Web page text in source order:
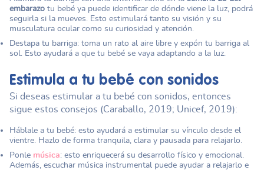
embarazo tu bebé ya puede identificar de dónde viene la luz, podrá
seguirla si la mueves. Esto estimulará tanto su visión y su
musculatura ocular como su curiosidad y atención.
Destapa tu barriga: toma un rato al aire libre y expón tu barriga al
sol. Esto ayudará a que tu bebé se vaya adaptando a la luz.
Estimula a tu bebé con sonidos
Si deseas estimular a tu bebé con sonidos, entonces
sigue estos consejos (Caraballo, 2019; Unicef, 2019):
Háblale a tu bebé: esto ayudará a estimular su vínculo desde el
vientre. Hazlo de forma tranquila, clara y pausada para relajarlo.
Ponle música: esto enriquecerá su desarrollo físico y emocional.
Además, escuchar música instrumental puede ayudar a relajarlo e